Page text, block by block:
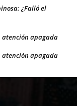
¿Falló el
atención apagada
atención apagada